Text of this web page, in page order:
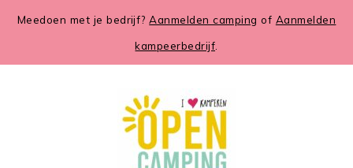
Meedoen met je bedrijf?Aanmelden camping of Aanmelden
kampeerbedrijf